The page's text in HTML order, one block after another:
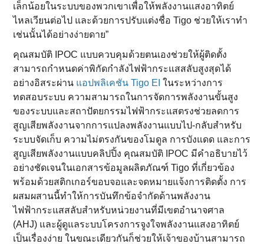
เล็กน้อยในระบบของพวกเขาเพื่อให้พลังงานแสงอาทิตย์
ไหลเวียนต่อไป และด้วยการปรับแต่งชื่อ Tigo ช่วยให้เราทำ
เช่นนั้นได้อย่างง่ายดาย”
คุณสมบัติ IPOC แบบควบคุมด้วยตนเองช่วยให้ผู้ติดตั้ง
สามารถกำหนดค่าพิกัดกำลังไฟฟ้ากระแสสลับสูงสุดได้
อย่างอิสระผ่าน แอปพลิเคชัน Tigo EI ในระหว่างการ
ทดสอบระบบ ความสามารถในการจัดการพลังงานขั้นสูง
ของระบบและสถาปัตยกรรมไฟฟ้ากระแสตรงช่วยลดการ
สูญเสียพลังงานจากการแปลงพลังงานแบบไป-กลับสำหรับ
ระบบจัดเก็บ ความไม่ตรงกันของโมดูล การบังแดด และการ
สูญเสียพลังงานแบบคลิปปิ้ง คุณสมบัติ IPOC มีคำอธิบายไว้
อย่างชัดเจนในเอกสารข้อมูลผลิตภัณฑ์ Tigo ที่เกี่ยวข้อง
พร้อมด้วยสติกเกอร์ขอบจอและจดหมายแจ้งการติดตั้ง การ
ผสมผสานนี้ทำให้การบันทึกข้อจำกัดด้านพลังงาน
ไฟฟ้ากระแสสลับสำหรับหน่วยงานที่มีเขตอำนาจศาล
(AHJ) และผู้ดูแลระบบโครงการจูงใจพลังงานแสงอาทิตย์
เป็นเรื่องง่าย ในขณะเดียวกันก็ช่วยให้เจ้าของบ้านสามารถ